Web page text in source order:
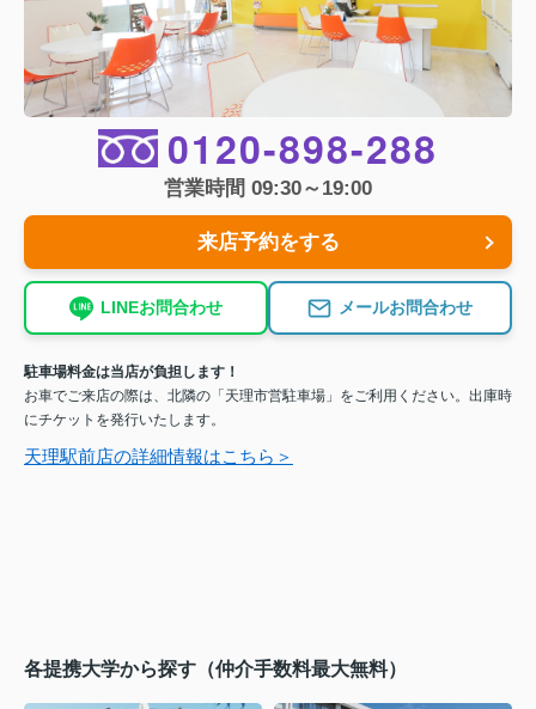
0120-898-288
営業時間 09:30～19:00
来店予約をする
LINEお問合わせ メールお問合わせ
駐車場料金は当店が負担します！
お車でご来店の際は、北隣の「天理市営駐車場」をご利用ください。出庫時
にチケットを発行いたします。
天理駅前店の詳細情報はこちら＞
各提携大学から探す（仲介手数料最大無料）